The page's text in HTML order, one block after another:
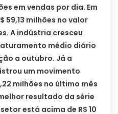
em vendas por dia. Em
59,13 milhões no valor
A indústria cresceu
médio diário
a outubro. Já a
um movimento
milhões no último mês
resultado da série
está acima de R$ 10